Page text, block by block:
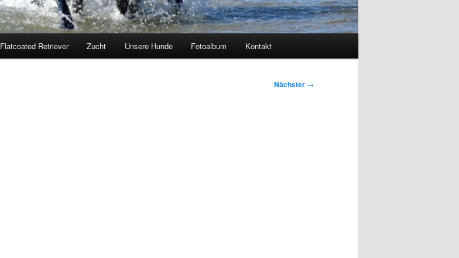
Flatcoated Retriever Zucht Unsere Hunde Fotoalbum Kontakt
Nächster →